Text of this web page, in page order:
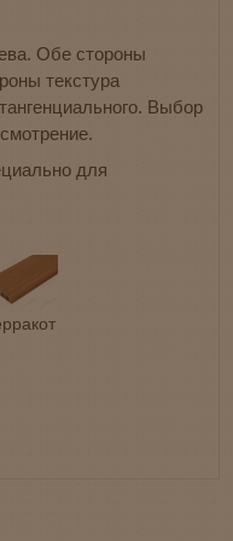
Обе стороны
текстура
Выбор
для